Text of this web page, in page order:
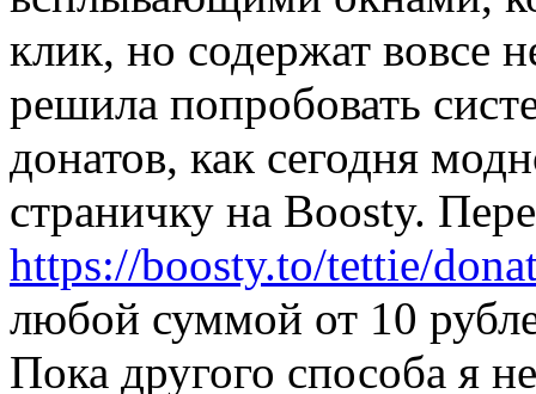
клик, но содержат вовсе
решила попробовать
донатов, как сегодня
страничку на Boosty.
https://boosty.to/tettie/
любой суммой от 10
Пока другого способа я